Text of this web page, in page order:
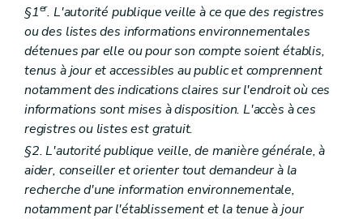
§1er. L'autorité publique veille à ce que des registres
ou des listes des informations environnementales
détenues par elle ou pour son compte soient établis,
tenus à jour et accessibles au public et comprennent
notamment des indications claires sur l'endroit où ces
informations sont mises à disposition. L'accès à ces
registres ou listes est gratuit.
§2. L'autorité publique veille, de manière générale, à
aider, conseiller et orienter tout demandeur à la
recherche d'une information environnementale,
notamment par l'établissement et la tenue à jour